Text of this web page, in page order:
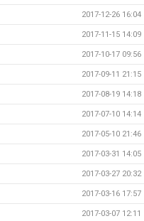
2017-12-26 16:04
2017-11-15 14:09
2017-10-17 09:56
2017-09-11 21:15
2017-08-19 14:18
2017-07-10 14:14
2017-05-10 21:46
2017-03-31 14:05
2017-03-27 20:32
2017-03-16 17:57
2017-03-07 12:11